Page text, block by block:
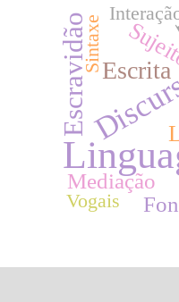
Escravidão Escrita
Mediação
Vogais
Sintaxe